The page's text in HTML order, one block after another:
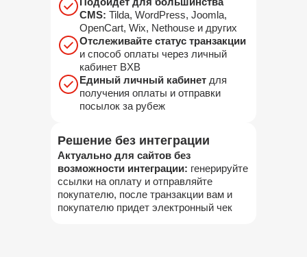
CMS: Tilda, WordPress, Joomla,
OpenCart, Wix, Nethouse и других
Отслеживайте статус транзакции
и способ оплаты через личный
кабинет BXB
Единый личный кабинет для
получения оплаты и отправки
посылок за рубеж
Решение без интеграции
Актуально для сайтов без
возможности интеграции: генерируйте
ссылки на оплату и отправляйте
покупателю, после транзакции вам и
покупателю придет электронный чек